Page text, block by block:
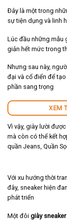
Đây là một trong
sự tiện dụng và linh
Lúc đầu những mẫu
giản hết mức trong
Nhưng sau này,
đại và cổ điển để
phần sang trọng
XEM
Vì vậy, giày lười
mà còn có thể kết
quần Jeans, Quần
Với xu hướng thời
đây, sneaker hiện
phát triển
Một đôi giày sneaker